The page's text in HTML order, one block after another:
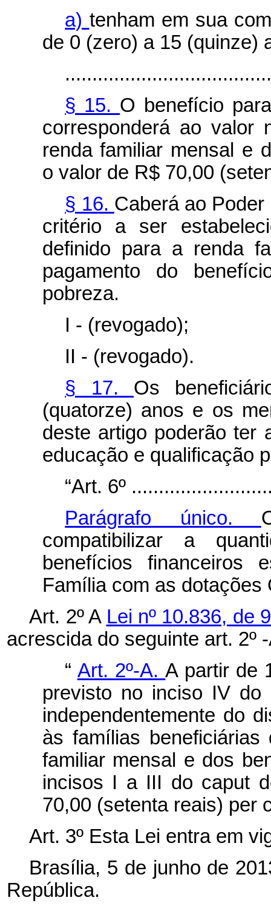
a) tenham em sua
de 0 (zero) a 15 (quinze)
§ 15. O benefício
corresponderá ao valor
renda familiar mensal e
o valor de R$ 70,00
§ 16. Caberá ao
critério a ser
definido para a renda
pagamento do
pobreza.
I - (revogado);
II - (revogado).
§ 17. Os
(quatorze) anos e os
deste artigo poderão ter
educação e qualificação
“Art. 6º
Parágrafo único.
compatibilizar a
benefícios financeiros
Família com as dotações
Art. 2º A Lei nº 10.836, de
acrescida do seguinte art. 2º
“ Art. 2º-A.A partir de
previsto no inciso IV do
independentemente do
às famílias
familiar mensal e dos
incisos I a III do caput
70,00 (setenta reais) per
Art. 3º Esta Lei entra em
Brasília, 5 de junho de
República.